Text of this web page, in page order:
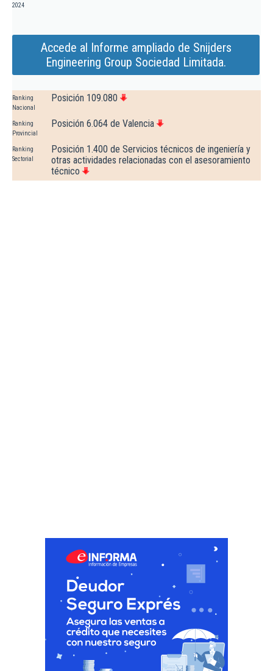
2024
Accede al Informe ampliado de Snijders
Engineering Group Sociedad Limitada.
Ranking
Nacional
Posición 109.080
Ranking
Provincial
Posición 6.064 de Valencia
Ranking
Sectorial
Posición 1.400 de Servicios técnicos de ingeniería y
otras actividades relacionadas con el asesoramiento
técnico